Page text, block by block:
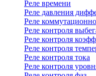
Реле времени
Реле давления
Реле
Реле контроля
Реле контроля
Реле контроля
Реле контроля тока
Реле контроля